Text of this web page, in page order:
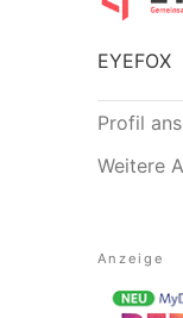
EYEFOX
Profil
Weitere